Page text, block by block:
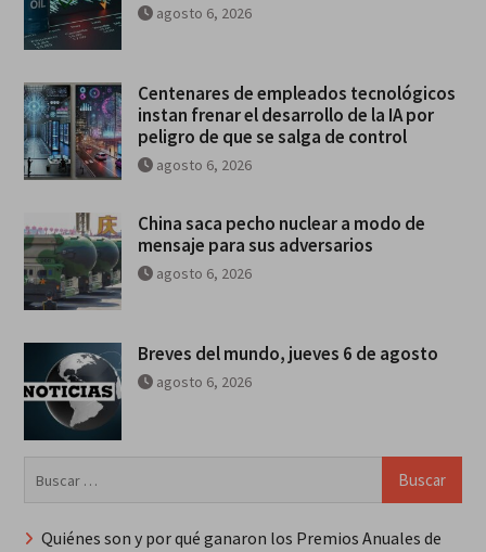
agosto 6, 2026
Centenares de empleados tecnológicos
instan frenar el desarrollo de la IA por
peligro de que se salga de control
agosto 6, 2026
China saca pecho nuclear a modo de
mensaje para sus adversarios
agosto 6, 2026
Breves del mundo, jueves 6 de agosto
agosto 6, 2026
Quiénes son y por qué ganaron los Premios Anuales de